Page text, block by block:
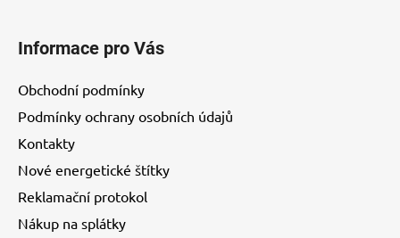
Informace pro Vás
Obchodní podmínky
Podmínky ochrany osobních údajů
Kontakty
Nové energetické štítky
Reklamační protokol
Nákup na splátky